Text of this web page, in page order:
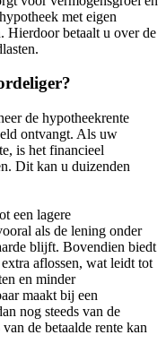
met eigen
Hierdoor betaalt u over de
de hypotheekrente
ontvangt. Als uw
is het financieel
Dit kan u duizenden
een lagere
als de lening onder
blijft. Bovendien biedt
aflossen, wat leidt tot
en minder
maakt bij een
nog steeds van de
de betaalde rente kan